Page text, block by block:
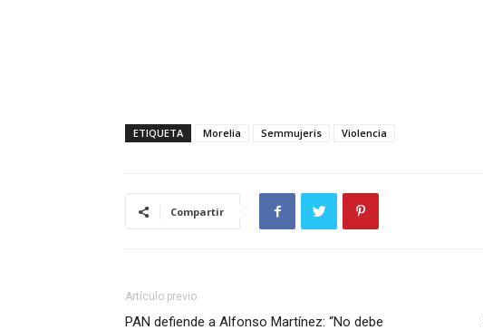
ETIQUETA Morelia Semmujeris Violencia
Compartir
Artículo previo
PAN defiende a Alfonso Martínez: “No debe